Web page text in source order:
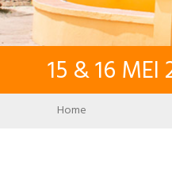
15 &16 MEI
Breadcrumb
Home